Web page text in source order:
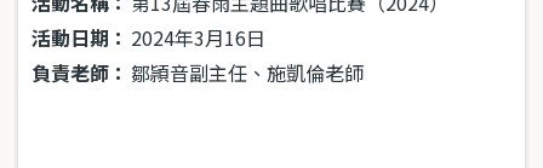
活動日期： 2024年3月16日
負責老師： 鄒頴音副主任、施凱倫老師